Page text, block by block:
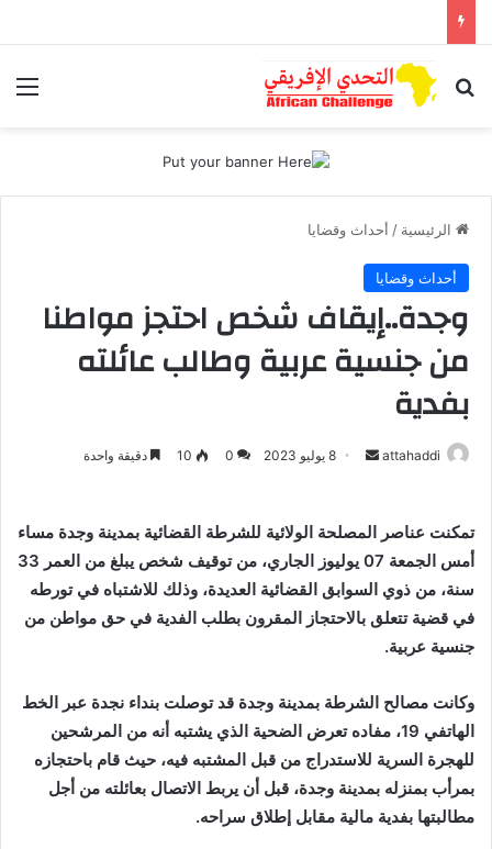
بحث عن
الرئيسية / أحداث وقضايا
أحداث وقضايا
وجدة..إيقاف شخص احتجز مواطنا
من جنسية عربية وطالب عائلته
بفدية
attahaddi
أرسل 8 يوليو 2023 0
10 دقيقة واحدة
تمكنت عناصر المصلحة الولائية للشرطة القضائية بمدينة وجدة مساء
أمس الجمعة 07 يوليوز الجاري، من توقيف شخص يبلغ من العمر 33
سنة، من ذوي السوابق القضائية العديدة، وذلك للاشتباه في تورطه
في قضية تتعلق بالاحتجاز المقرون بطلب الفدية في حق مواطن من
جنسية عربية.
وكانت مصالح الشرطة بمدينة وجدة قد توصلت بنداء نجدة عبر الخط
الهاتفي 19، مفاده تعرض الضحية الذي يشتبه أنه من المرشحين
للهجرة السرية للاستدراج من قبل المشتبه فيه، حيث قام باحتجازه
بمرأب بمنزله بمدينة وجدة، قبل أن يربط الاتصال بعائلته من أجل
مطالبتها بفدية مالية مقابل إطلاق سراحه.